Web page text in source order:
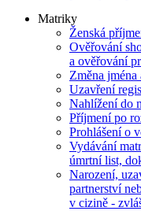
Matriky
Ženská
Ověřování
a ověřování
Změna
Uzavření
Nahlížení do
Příjmení po
Prohlášení o
Vydávání
úmrtní list,
Narození,
partnerství
v cizině -